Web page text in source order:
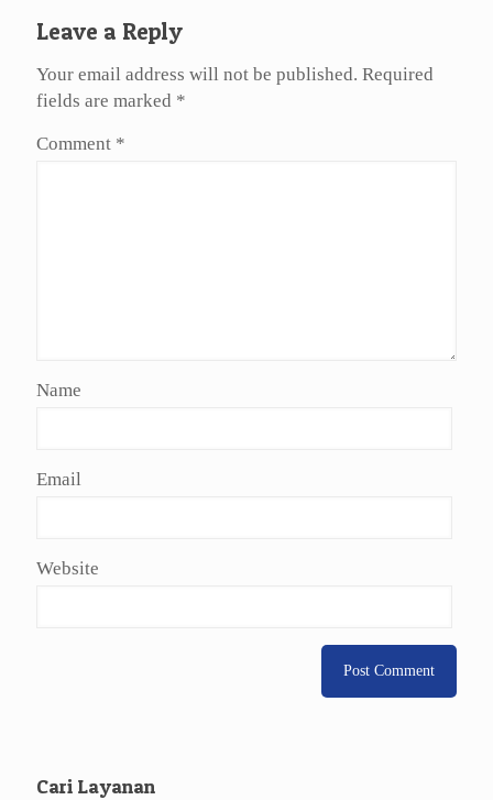
Leave a Reply
Your email address will not be published. Required
fields are marked *
Comment *
Name
Email
Website
Cari Layanan